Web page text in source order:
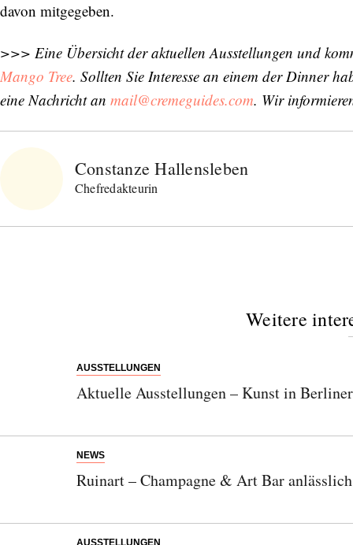
davon mitgegeben.
>>> Eine Übersicht der aktuellen Ausstellungen und
Mango Tree. Sollten Sie Interesse an einem der Dinner
eine Nachricht an mail@cremeguides.com. Wir
Constanze Hallensleben
Chefredakteurin
Weitere
AUSSTELLUNGEN
Aktuelle Ausstellungen – Kunst in
NEWS
Ruinart – Champagne & Art Bar
AUSSTELLUNGEN